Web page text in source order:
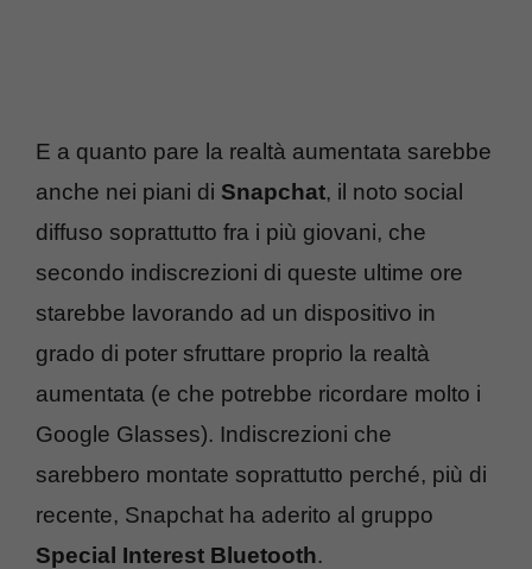
E a quanto pare la realtà aumentata sarebbe
anche nei piani di Snapchat, il noto social
diffuso soprattutto fra i più giovani, che
secondo indiscrezioni di queste ultime ore
starebbe lavorando ad un dispositivo in
grado di poter sfruttare proprio la realtà
aumentata (e che potrebbe ricordare molto i
Google Glasses). Indiscrezioni che
sarebbero montate soprattutto perché, più di
recente, Snapchat ha aderito al gruppo
Special Interest Bluetooth.